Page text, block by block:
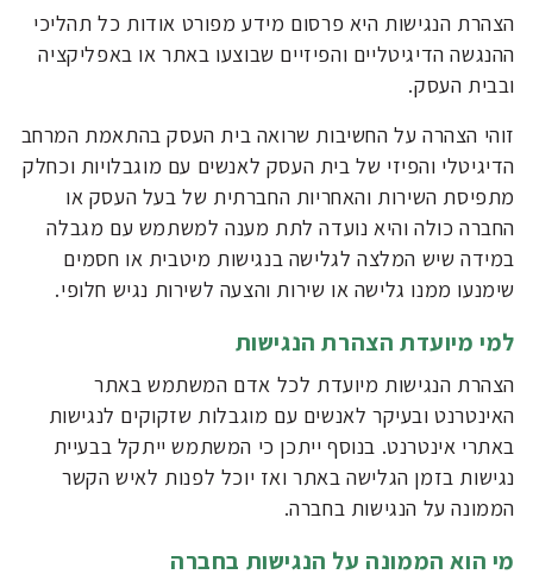
הצהרת הנגישות היא פרסום מידע מפורט אודות כל תהליכי
ההנגשה הדיגיטליים והפיזיים שבוצעו באתר או באפליקציה
ובבית העסק.
זוהי הצהרה על החשיבות שרואה בית העסק בהתאמת המרחב
הדיגיטלי והפיזי של בית העסק לאנשים עם מוגבלויות וכחלק
מתפיסת השירות והאחריות החברתית של בעל העסק או
החברה כולה והיא נועדה לתת מענה למשתמש עם מגבלה
במידה שיש המלצה לגלישה בנגישות מיטבית או חסמים
שימנעו ממנו גלישה או שירות והצעה לשירות נגיש חלופי.
למי מיועדת הצהרת הנגישות
הצהרת הנגישות מיועדת לכל אדם המשתמש באתר
האינטרנט ובעיקר לאנשים עם מוגבלות שזקוקים לנגישות
באתרי אינטרנט. בנוסף ייתכן כי המשתמש ייתקל בבעיית
נגישות בזמן הגלישה באתר ואז יוכל לפנות לאיש הקשר
הממונה על הנגישות בחברה.
מי הוא הממונה על הנגישות בחברה